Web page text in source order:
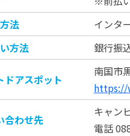
法
インタ
方法
銀行振
ドアスポット
南国市
https://
合わせ先
キャン
電話